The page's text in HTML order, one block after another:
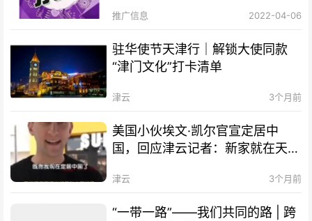
推广信息 2022-04-06
驻华使节天津行｜解锁大使同款
“津门文化”打卡清单
津云 3个月前
美国小伙埃文·凯尔官宣定居中
国，回应津云记者：新家就在天
津云 3个月前
“一带一路”——我们共同的路 | 跨